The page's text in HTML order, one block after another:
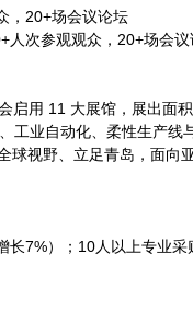
，20+场会议论坛
人次参观观众，20+场会议
11 大展馆，展出面
业自动化、柔性生产
视野、立足青岛，面
7%）；10人以上专业